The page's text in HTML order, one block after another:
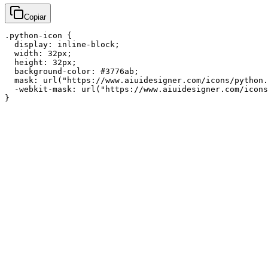
Copiar
.python-icon {
  display: inline-block;
  width: 32px;
  height: 32px;
  background-color: #3776ab;
mask: url("https://www.aiuidesigner.com/icons/
-webkit-mask: url("https://www.aiuidesigner.com/
}